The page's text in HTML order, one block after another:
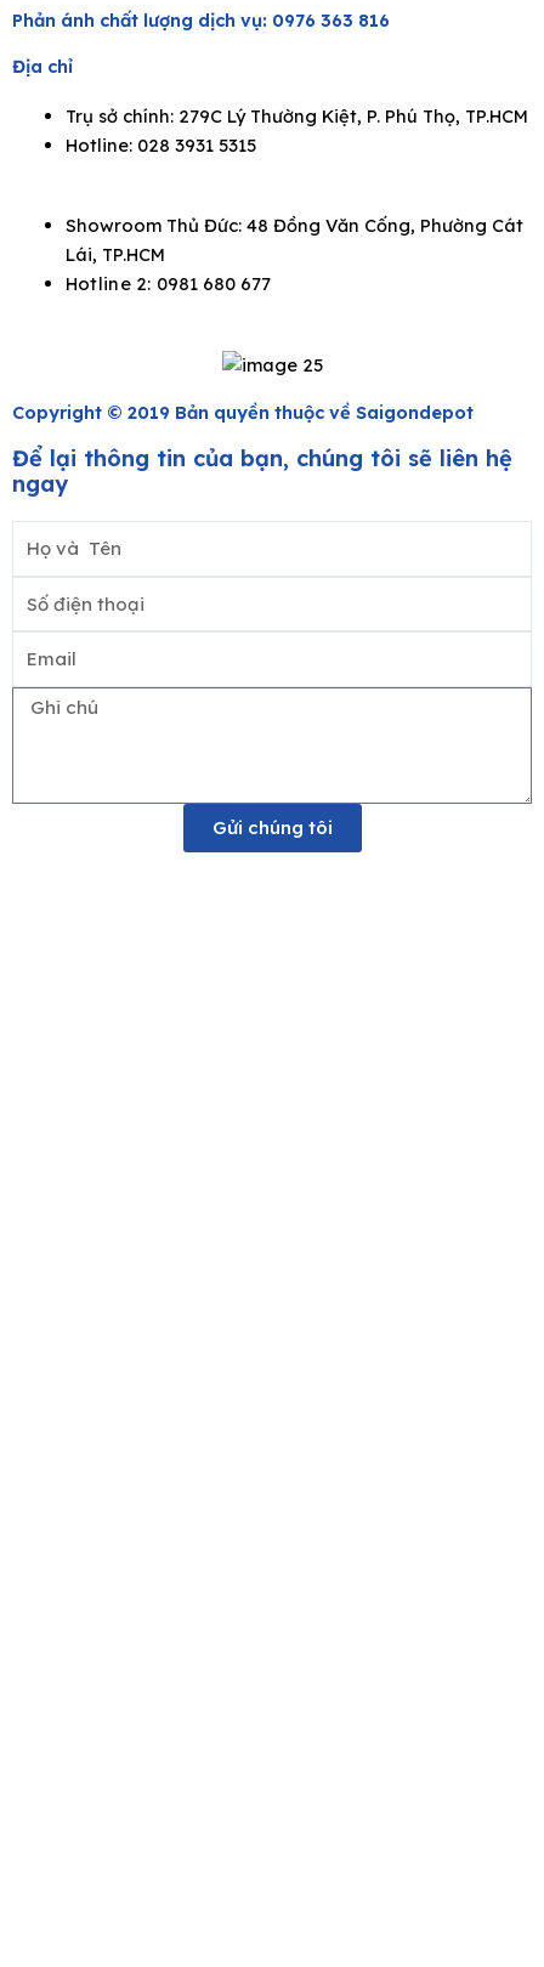
Phản ánh chất lượng dịch vụ: 0976 363 816
Địa chỉ
Trụ sở chính: 279C Lý Thường Kiệt, P. Phú Thọ, TP.HCM
Hotline: 028 3931 5315
Showroom Thủ Đức: 48 Đồng Văn Cống, Phường Cát
Lái, TP.HCM
Hotline 2: 0981 680 677
Copyright © 2019 Bản quyền thuộc về Saigondepot
Để lại thông tin của bạn, chúng tôi sẽ liên hệ
ngay
và
Tên
điện
Ghi
Gửi chúng tôi